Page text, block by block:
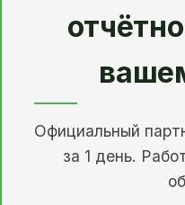
Официальный
за 1 день.